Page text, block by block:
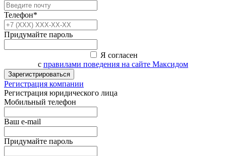
Телефон*
Придумайте пароль
Я согласен
с правилами поведения на сайте Максидом
Зарегистрироваться
Регистрация компании
Регистрация юридического лица
Мобильный телефон
Ваш e-mail
Придумайте пароль